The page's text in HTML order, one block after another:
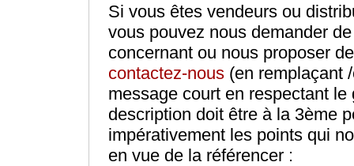
Si vous êtes vendeurs ou
vous pouvez nous demander
concernant ou nous proposer
contactez-nous(en remplaçant
message court en respectant
description doit être à la 3ème
impérativement les points qui
en vue de la référencer :